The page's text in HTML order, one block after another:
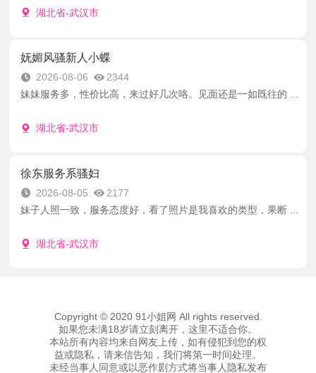
湖北省-武汉市
妩媚风骚新人小蝶
2026-08-06
2344
妹妹服务多，性价比高，来过好几次咯。见面还是一如既往的 ...
湖北省-武汉市
徐东服务系骚妇
2026-08-05
2177
妹子人照一致，服务态度好，看了照片是我喜欢的类型，果断 ...
湖北省-武汉市
Copyright © 2020 91小姐网 All rights reserved.
如果您未满18岁请立刻离开，这里不适合你。
本站所有內容均来自网友上传，如有侵犯到您的权
益或隐私，请来信告知，我们将第一时间处理。
未经当事人同意或以恶作剧方式将当事人隐私发布